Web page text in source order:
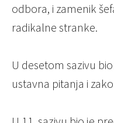
odbora, i zamenik
radikalne stranke.
U desetom sazivu
ustavna pitanja i